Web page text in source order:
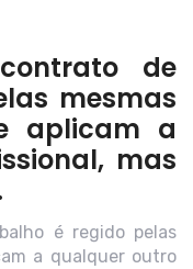
de
mesmas
aplicam a
mas
é regido pelas
a qualquer outro